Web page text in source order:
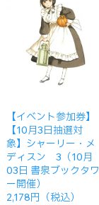
【イベント参加券】
【10月3日抽選対
象】シャーリー・メ
ディスン 3（10月
03日 書泉ブックタワ
ー開催）
2,178円（税込）